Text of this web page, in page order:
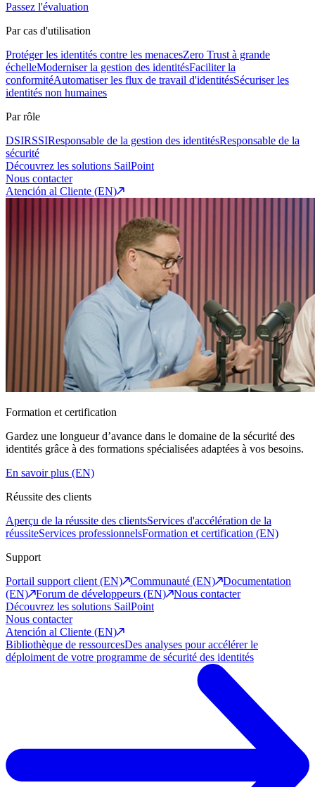
Passez l'évaluation
Par cas d'utilisation
Protéger les identités contre les menacesZero Trust à grande
échelleModerniser la gestion des identitésFaciliter la
conformitéAutomatiser les flux de travail d'identitésSécuriser les
identités non humaines
Par rôle
DSIRSSIResponsable de la gestion des identitésResponsable de la
sécurité
Découvrez les solutions SailPoint
Nous contacter
Atención al Cliente (EN)
Formation et certification
Gardez une longueur d’avance dans le domaine de la sécurité des
identités grâce à des formations spécialisées adaptées à vos besoins.
En savoir plus (EN)
Réussite des clients
Aperçu de la réussite des clientsServices d'accélération de la
réussiteServices professionnelsFormation et certification (EN)
Support
Portail support client (EN)
Communauté (EN)
Documentation
(EN)
Forum de développeurs (EN)
Nous contacter
Découvrez les solutions SailPoint
Nous contacter
Atención al Cliente (EN)
Bibliothèque de ressourcesDes analyses pour accélérer le
déploiment de votre programme de sécurité des identités